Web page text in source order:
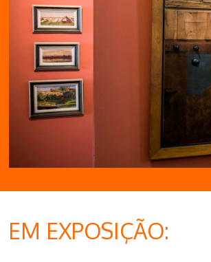
EM EXPOSIÇÃO: